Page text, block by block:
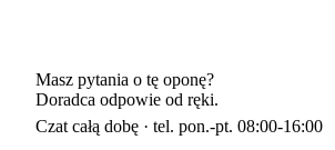
Masz pytania o tę oponę?
Doradca odpowie od ręki.
Czat całą dobę · tel. pon.-pt. 08:00-16:00